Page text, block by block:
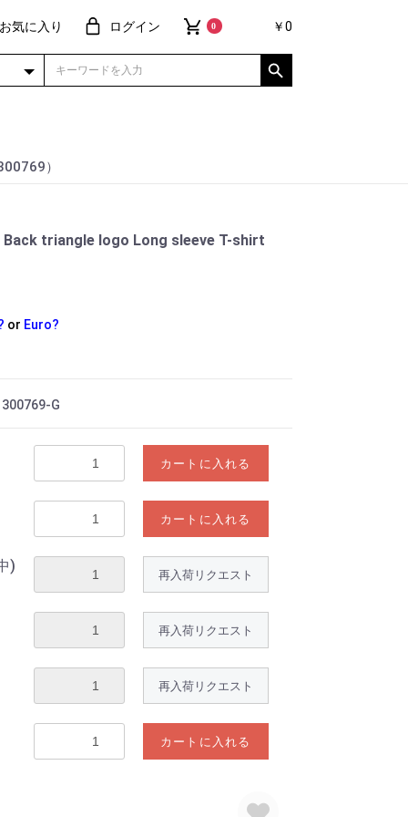
お気に入り ログイン 0 ￥0
）
Back triangle logo Long sleeve T-shirt
or Euro?
G
カートに入れる
カートに入れる
)
再入荷リクエスト
再入荷リクエスト
再入荷リクエスト
カートに入れる